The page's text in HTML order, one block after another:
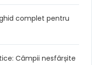
complet pentru
Câmpii nesfârșite